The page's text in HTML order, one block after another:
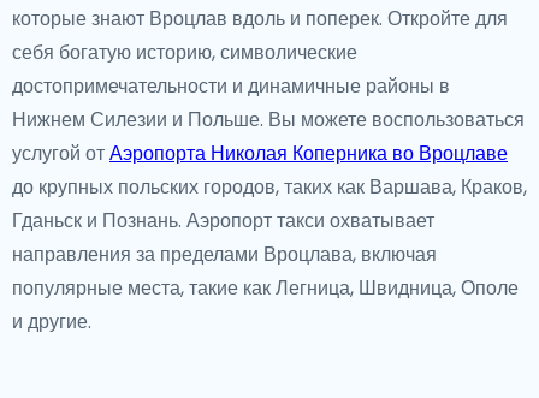
которые знают Вроцлав вдоль и поперек. Откройте для
себя богатую историю, символические
достопримечательности и динамичные районы в
Нижнем Силезии и Польше. Вы можете воспользоваться
услугой отАэропорта Николая Коперника во Вроцлаве
до крупных польских городов, таких как Варшава, Краков,
Гданьск и Познань. Аэропорт такси охватывает
направления за пределами Вроцлава, включая
популярные места, такие как Легница, Швидница, Ополе
и другие.